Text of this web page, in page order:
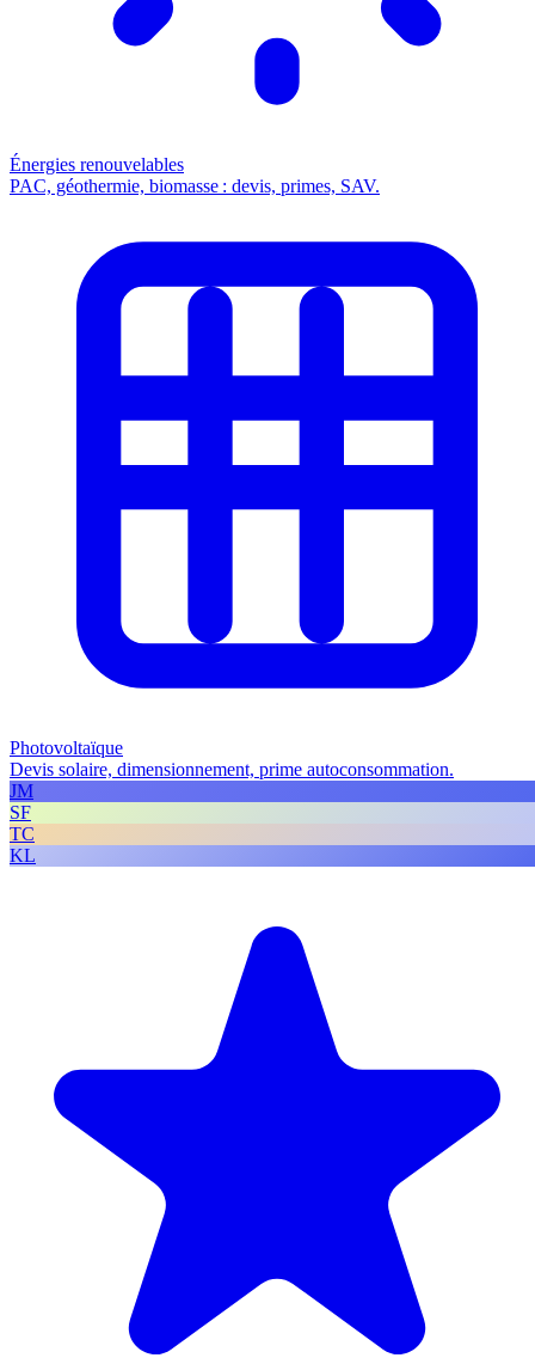
Énergies renouvelables
PAC, géothermie, biomasse : devis, primes, SAV.
Photovoltaïque
Devis solaire, dimensionnement, prime autoconsommation.
JM
SF
TC
KL